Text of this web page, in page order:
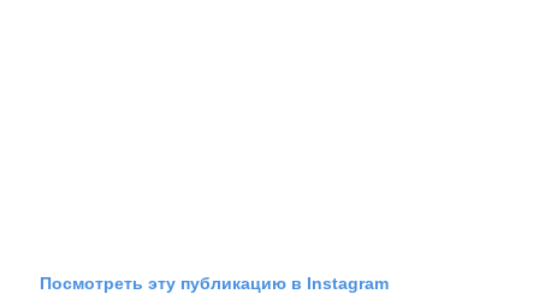
Посмотреть эту публикацию в Instagram